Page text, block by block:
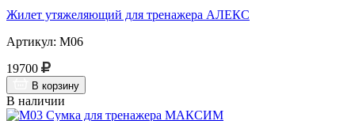
Жилет утяжеляющий для тренажера АЛЕКС
Артикул: М06
19700
В корзину
В наличии